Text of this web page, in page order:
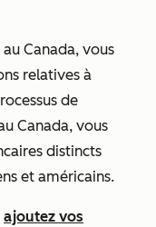
Canada, vous
relatives à
de
Canada, vous
distincts
et américains.
ajoutez vos